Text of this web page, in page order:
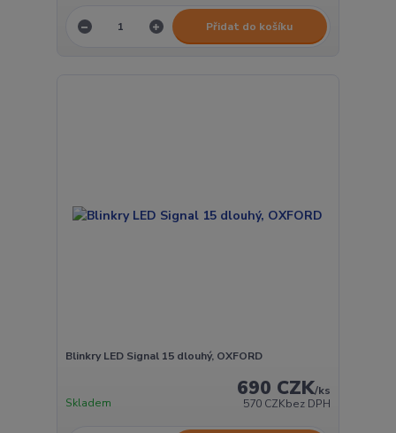
Přidat do košíku
Blinkry LED Signal 15 dlouhý, OXFORD
690 CZK/ks
570 CZKbez DPH
Skladem